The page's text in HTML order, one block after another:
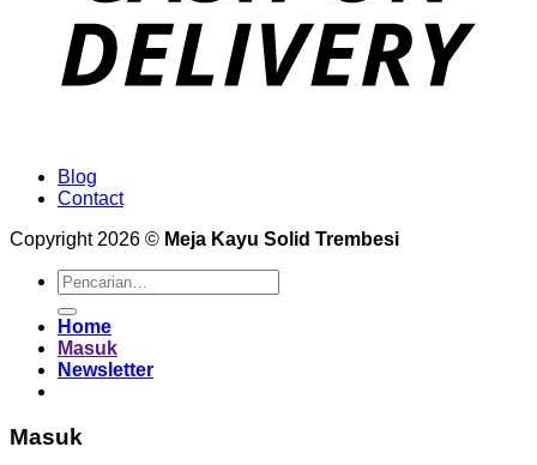
Blog
Contact
Copyright 2026 © Meja Kayu Solid Trembesi
Pencarian
untuk:
Home
Masuk
Newsletter
Masuk